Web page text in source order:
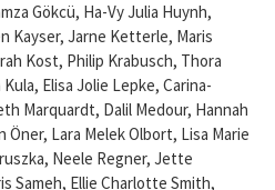
Gökcü, Ha-Vy Julia Huynh,
Kayser, Jarne Ketterle, Maris
Kost, Philip Krabusch, Thora
Elisa Jolie Lepke, Carina-
Marquardt, Dalil Medour, Hannah
Öner, Lara Melek Olbort, Lisa Marie
Neele Regner, Jette
Sameh, Ellie Charlotte Smith,